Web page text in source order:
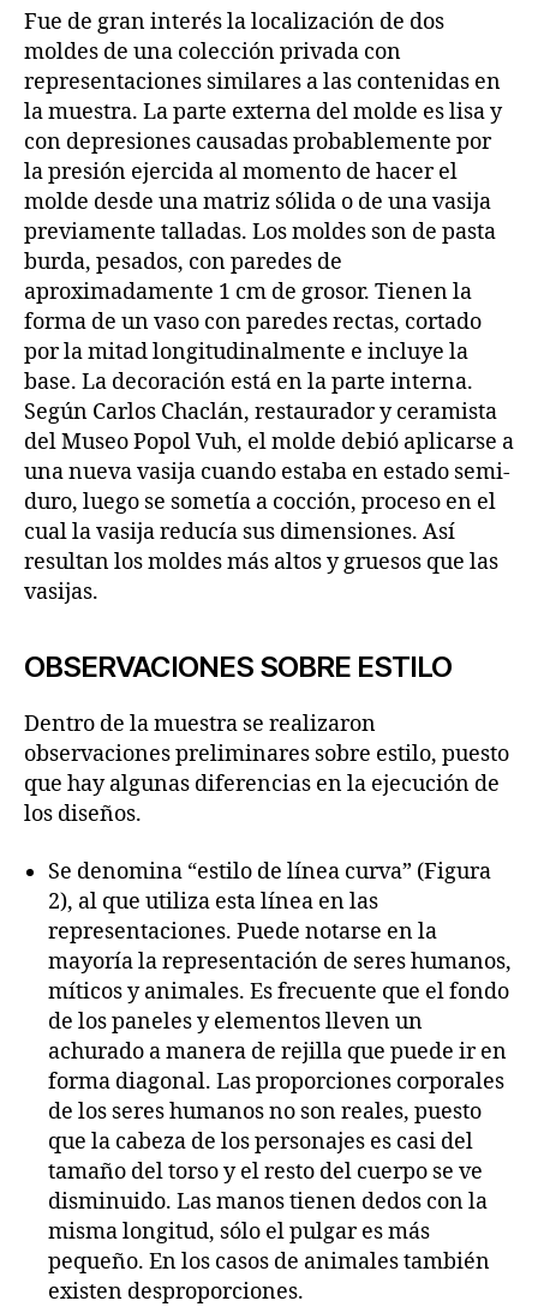
Fue de gran interés la localización de dos
moldes de una colección privada con
representaciones similares a las contenidas en
la muestra. La parte externa del molde es lisa y
con depresiones causadas probablemente por
la presión ejercida al momento de hacer el
molde desde una matriz sólida o de una vasija
previamente talladas. Los moldes son de pasta
burda, pesados, con paredes de
aproximadamente 1 cm de grosor. Tienen la
forma de un vaso con paredes rectas, cortado
por la mitad longitudinalmente e incluye la
base. La decoración está en la parte interna.
Según Carlos Chaclán, restaurador y ceramista
del Museo Popol Vuh, el molde debió aplicarse a
una nueva vasija cuando estaba en estado semi-
duro, luego se sometía a cocción, proceso en el
cual la vasija reducía sus dimensiones. Así
resultan los moldes más altos y gruesos que las
vasijas.
OBSERVACIONES SOBRE ESTILO
Dentro de la muestra se realizaron
observaciones preliminares sobre estilo, puesto
que hay algunas diferencias en la ejecución de
los diseños.
Se denomina “estilo de línea curva” (Figura
2), al que utiliza esta línea en las
representaciones. Puede notarse en la
mayoría la representación de seres humanos,
míticos y animales. Es frecuente que el fondo
de los paneles y elementos lleven un
achurado a manera de rejilla que puede ir en
forma diagonal. Las proporciones corporales
de los seres humanos no son reales, puesto
que la cabeza de los personajes es casi del
tamaño del torso y el resto del cuerpo se ve
disminuido. Las manos tienen dedos con la
misma longitud, sólo el pulgar es más
pequeño. En los casos de animales también
existen desproporciones.